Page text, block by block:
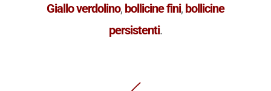
Giallo verdolino, bollicine fini, bollicine
persistenti.